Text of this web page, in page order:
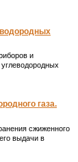
и
газа.
сжиженного
выдачи в